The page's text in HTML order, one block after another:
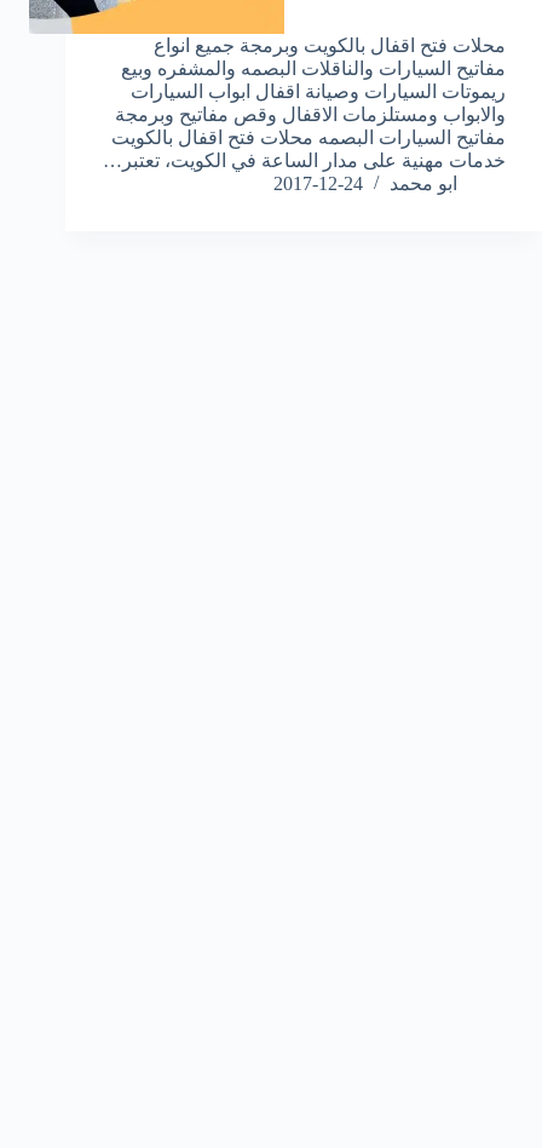
محلات فتح اقفال بالكويت وبرمجة جميع انواع
مفاتيح السيارات والناقلات البصمه والمشفره وبيع
ريموتات السيارات وصيانة اقفال ابواب السيارات
والابواب ومستلزمات الاقفال وقص مفاتيح وبرمجة
مفاتيح السيارات البصمه محلات فتح اقفال بالكويت
خدمات مهنية على مدار الساعة في الكويت، تعتبر…
ابو محمد
2017-12-24